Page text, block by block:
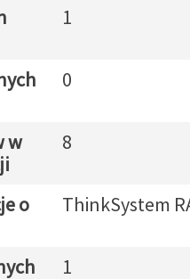
1
0
w
8
o
ThinkSystem
1